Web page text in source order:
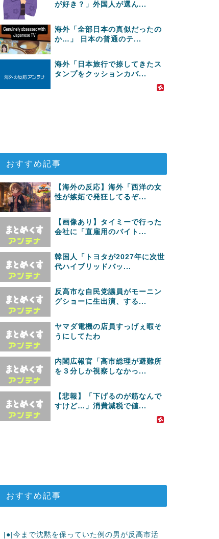
が好き？」外国人が選ん...
海外「全部日本の真似だったの
か…」 日本の普通のテ...
海外「日本旅行で捺してきたス
タンプをクッションカバ...
おすすめ記事
【海外の反応】海外「西洋の女
性が嫉妬で発狂してるぞ...
【画像あり】タイミーで行った
会社に「直雇用のバイト...
韓国人「トヨタが2027年に次世
代ハイブリッドバッ...
反高市な自民党議員がモーニン
グショーに生出演、する...
ヤマダ電機の店員すっげぇ暇そ
うにしてたわ
内閣広報官「高市総理が避難所
を３分しか視察しなかっ...
【悲報】「下げるのが筋なんで
すけど…」消費減税で値...
おすすめ記事
|●|今まで沈黙を保っていた例の男が反高市活